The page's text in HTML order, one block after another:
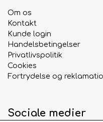
Om os
Kontakt
Kunde login
Handelsbetingelser
Privatlivspolitik
Cookies
Fortrydelse og
Sociale medier